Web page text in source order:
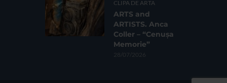
CLIPA DE ARTA
ARTS and
ARTISTS. Anca
Coller – “Cenușa
Memorie”
28/07/2026